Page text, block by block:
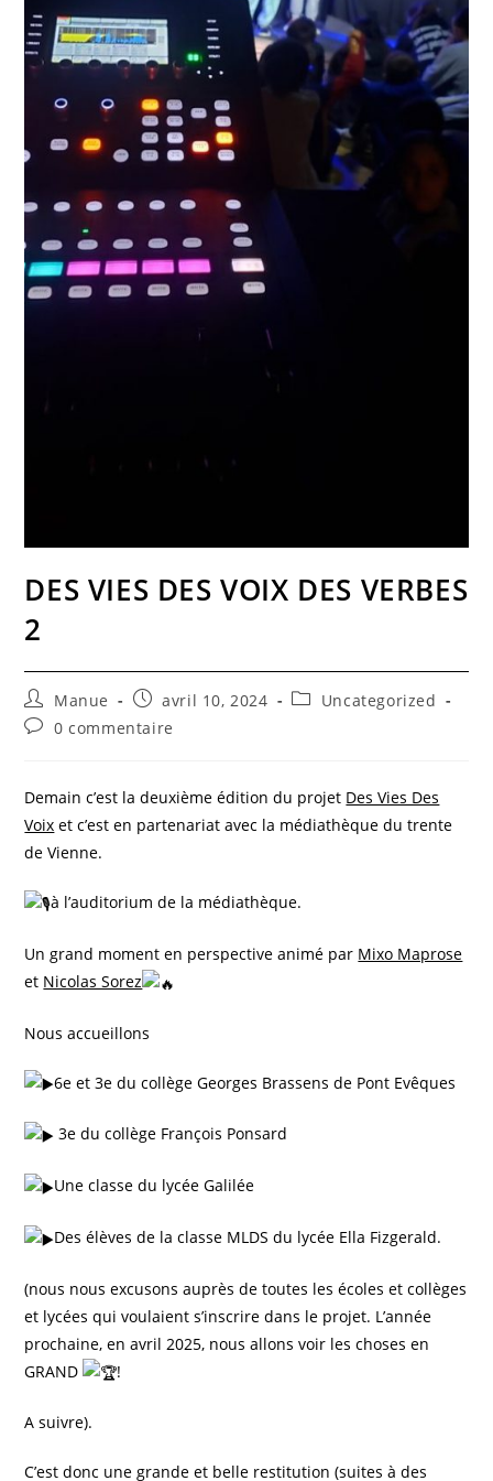
DES VIES DES VOIX DES VERBES
2
Auteur/autrice
de
la
Manue
Publication
publiée :
avril 10, 2024
PostUncategorized
Commentaires
publication :
0 commentaire
Demain c’est la deuxième édition du projet Des Vies Des
Voix et c’est en partenariat avec la médiathèque du trente
de Vienne.
à l’auditorium de la médiathèque.
Un grand moment en perspective animé par Mixo Maprose
et Nicolas Sorez
Nous accueillons
6e et 3e du collège Georges Brassens de Pont Evêques
3e du collège François Ponsard
Une classe du lycée Galilée
Des élèves de la classe MLDS du lycée Ella Fizgerald.
(nous nous excusons auprès de toutes les écoles et collèges
et lycées qui voulaient s’inscrire dans le projet. L’année
prochaine, en avril 2025, nous allons voir les choses en
GRAND
!
A suivre).
C’est donc une grande et belle restitution (suites à des